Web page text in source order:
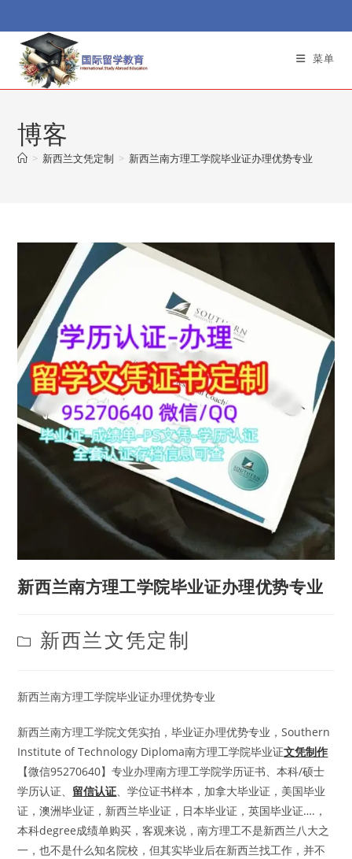
to
content
菜单
博客
> 新西兰文凭定制 > 新西兰南方理工学院毕业证办理优势专业
新西兰南方理工学院毕业证办理优势专业
Post
category:
新西兰文凭定制
新西兰南方理工学院毕业证办理优势专业
新西兰南方理工学院文凭实拍，毕业证办理优势专业，Southern
Institute of Technology Diploma南方理工学院毕业证文凭制作
【微信95270640】专业办理南方理工学院学历证书、本科/硕士
学历认证、 留信认证、学位证书样本，加拿大毕业证，美国毕业
证，澳洲毕业证，新西兰毕业证，日本毕业证，英国毕业证….，
本科degree成绩单购买，客观来说，南方理工不是新西兰八大之
一，也不是什么知名院校，但其实毕业后在新西兰找工作，并不